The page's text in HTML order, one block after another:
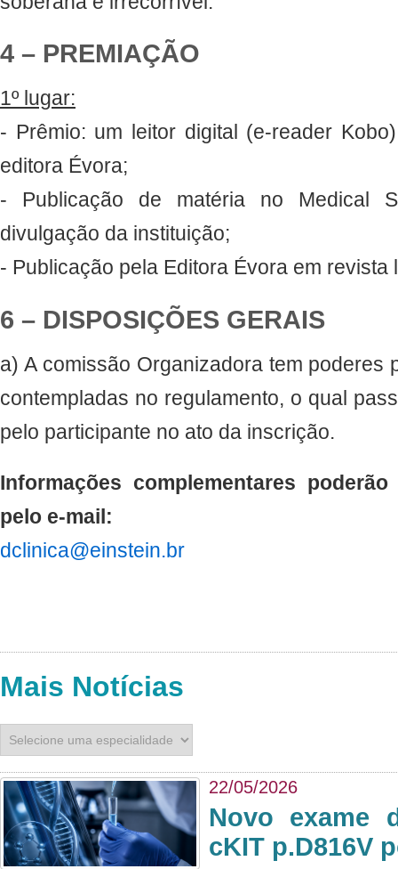
4 – PREMIAÇÃO
1º lugar:
- Prêmio: um leitor digital (e-reader
editora Évora;
- Publicação de matéria no Medical
divulgação da instituição;
- Publicação pela Editora Évora em revista
6 – DISPOSIÇÕES GERAIS
a) A comissão Organizadora tem poderes
contempladas no regulamento, o qual
pelo participante no ato da inscrição.
Informações complementares
pelo e-mail:
dclinica@einstein.br
Mais Notícias
22/05/2026
Novo exame
cKIT p.D816V